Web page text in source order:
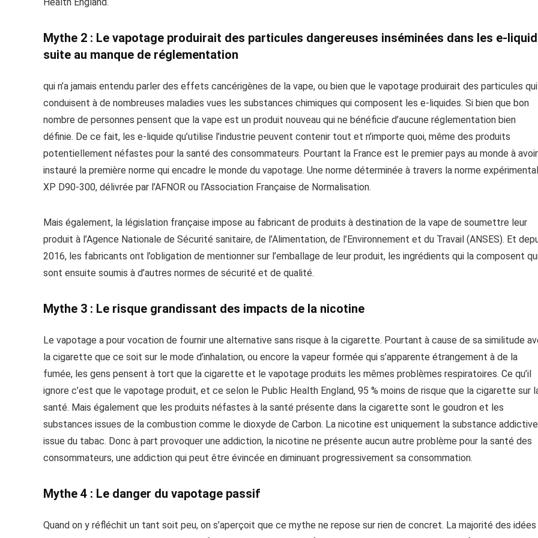
Mythe 2 : Le vapotage produirait des particules dangereuses inséminées dans les e-
suite au manque de réglementation
qui n’a jamais entendu parler des effets cancérigènes de la vape, ou bien que le vapotage produirait des particules qui
conduisent à de nombreuses maladies vues les substances chimiques qui composent les e-liquides. Si bien que bon
nombre de personnes pensent que la vape est un produit nouveau qui ne bénéficie d’aucune réglementation bien
définie. De ce fait, les e-liquide qu’utilise l’industrie peuvent contenir tout et n’importe quoi, même des produits
potentiellement néfastes pour la santé des consommateurs. Pourtant la France est le premier pays au monde à avoir
instauré la première norme qui encadre le monde du vapotage. Une norme déterminée à travers la norme
XP D90-300, délivrée par l’AFNOR ou l’Association Française de Normalisation.
Mais également, la législation française impose au fabricant de produits à destination de la vape de soumettre leur
produit à l’Agence Nationale de Sécurité sanitaire, de l’Alimentation, de l’Environnement et du Travail (ANSES). Et
2016, les fabricants ont l’obligation de mentionner sur l’emballage de leur produit, les ingrédients qui la composent
sont ensuite soumis à d’autres normes de sécurité et de qualité.
Mythe 3 : Le risque grandissant des impacts de la nicotine
Le vapotage a pour vocation de fournir une alternative sans risque à la cigarette. Pourtant à cause de sa similitude
la cigarette que ce soit sur le mode d’inhalation, ou encore la vapeur formée qui s’apparente étrangement à de la
fumée, les gens pensent à tort que la cigarette et le vapotage produits les mêmes problèmes respiratoires. Ce qu’il
ignore c’est que le vapotage produit, et ce selon le Public Health England, 95 % moins de risque que la cigarette sur
santé. Mais également que les produits néfastes à la santé présente dans la cigarette sont le goudron et les
substances issues de la combustion comme le dioxyde de Carbon. La nicotine est uniquement la substance addictive
issue du tabac. Donc à part provoquer une addiction, la nicotine ne présente aucun autre problème pour la santé des
consommateurs, une addiction qui peut être évincée en diminuant progressivement sa consommation.
Mythe 4 : Le danger du vapotage passif
Quand on y réfléchit un tant soit peu, on s’aperçoit que ce mythe ne repose sur rien de concret. La majorité des idées